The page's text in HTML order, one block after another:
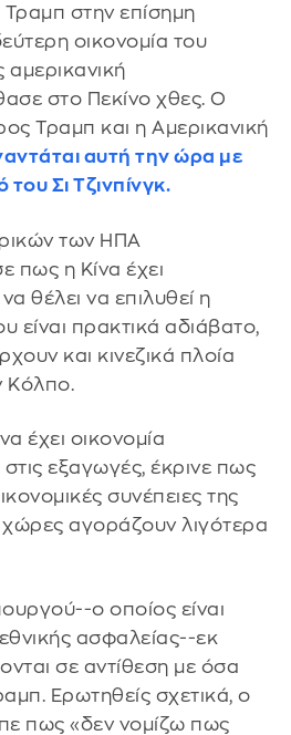
στην επίσημη
οικονομία του
στο Πεκίνο χθες. Ο
Τραμπ και η Αμερικανική
αυτή την ώρα με
Σι Τζινπίνγκ.
των ΗΠΑ
πως η Κίνα έχει
θέλει να επιλυθεί η
είναι πρακτικά αδιάβατο,
και κινεζικά πλοία
Κόλπο.
έχει οικονομία
εξαγωγές, έκρινε πως
συνέπειες της
χώρες αγοράζουν λιγότερα
ο οποίος είναι
ασφαλείας--εκ
σε αντίθεση με όσα
Ερωτηθείς σχετικά, ο
πως «δεν νομίζω πως